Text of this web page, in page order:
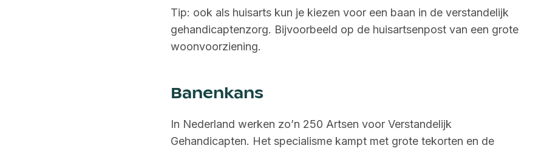
Tip: ook als huisarts kun je kiezen voor een baan in de verstandelijk
gehandicaptenzorg. Bijvoorbeeld op de huisartsenpost van een grote
woonvoorziening.
Banenkans
In Nederland werken zo’n 250 Artsen voor Verstandelijk
Gehandicapten. Het specialisme kampt met grote tekorten en de